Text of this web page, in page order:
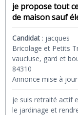
je propose tout
de maison sauf
Candidat : jacques
Bricolage et Petits
vaucluse, gard et
84310
Annonce mise à
je suis retraité actif
le jardinage et